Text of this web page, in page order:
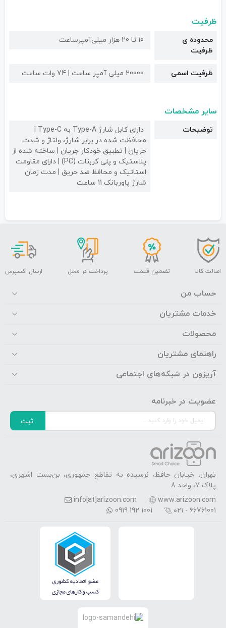
ظرفیت
محدوده ی
ظرفیت
10 تا 20 هزار میلی‌آمپر‌ساعت
ظرفیت اسمی 20000 میلی آمپر ساعت | 74 وات ساعت
سایر مشخصات
توضیحات
محافظت شده در برابر شارژ، ولتاژ و شدت
جریان | تطبیق خودکار جریان | ساخته شده از
پلاستیک و پلی کربنات (PC) | دارای مقاومت
استاتیک و محافظ ضد حریق | مدت زمان
شارژ پاوربانک 11 ساعت
اصالت کالا تضمین قیمت پرداخت در محل ارسال اکسپرس
حساب من
خدمات مشتریان
محصولات
راهنمای مشتریان
آریزون در شبکه‌های اجتماعی
عضویت در خبرنامه
ثبت
تهران، خیابان حافظ، نرسیده به تقاطع جمهوری، بن‌بست اشهری،
پلاک 7، واحد 8
www.arizoon.com
info[at]arizoon.com
۰۲۱ - 66761001
0919 192 1001